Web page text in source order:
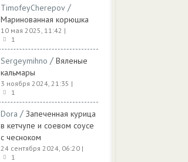
TimofeyCherepov /
Маринованная корюшка
10 мая 2025, 11:42 |
1
Sergeymihno / Вяленые
кальмары
3 ноября 2024, 21:35 |
1
Dora / Запеченная курица
в кетчупе и соевом соусе
с чесноком
24 сентября 2024, 06:20 |
1